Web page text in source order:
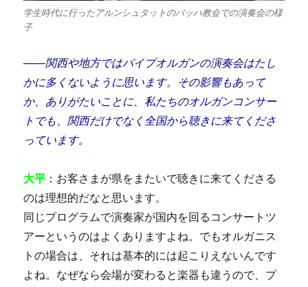
学生時代に行ったアルンシュタットのバッハ教会での演奏会の様
子
――関西や地方ではパイプオルガンの演奏会はたし
かに多くないように思います。その影響もあって
か、ありがたいことに、私たちのオルガンコンサー
トでも、関西だけでなく全国から聴きに来てくださ
っています。
大平 ：お客さまが県をまたいで聴きに来てくださる
のは理想的だなと思います。
同じプログラムで演奏家が国内を回るコンサートツ
アーというのはよくありますよね。でもオルガニス
トの場合は、それは基本的には起こりえないんです
よね。なぜなら会場が変わると楽器も違うので、プ